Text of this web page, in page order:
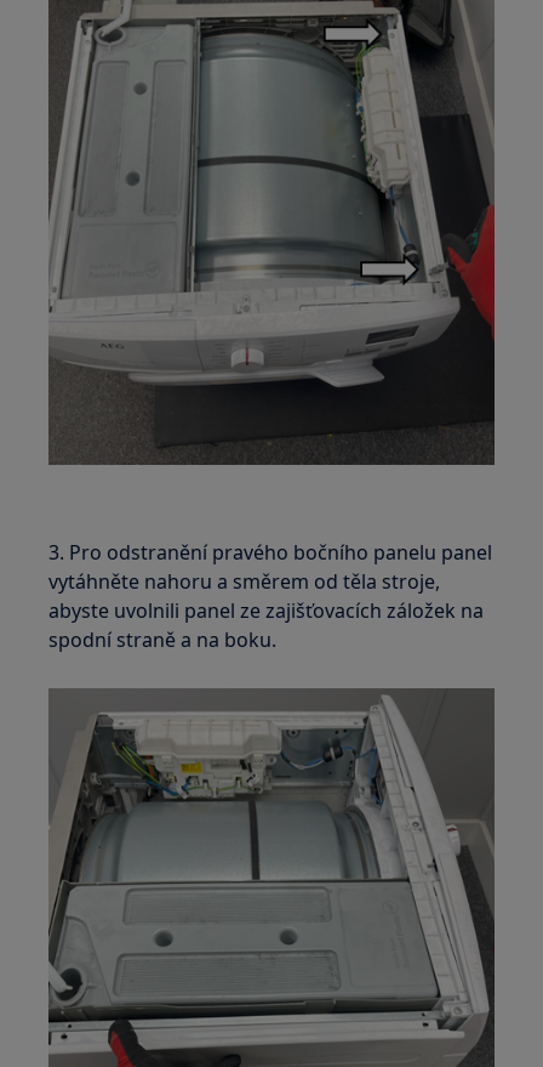
3. Pro odstranění pravého bočního panelu panel
vytáhněte nahoru a směrem od těla stroje,
abyste uvolnili panel ze zajišťovacích záložek na
spodní straně a na boku.